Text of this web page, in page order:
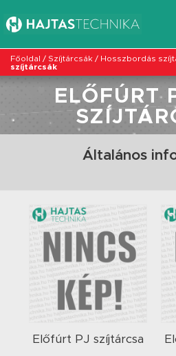
Főoldal / Szíjtárcsák / Hosszbordás
szíjtárcsák
ELŐFÚRT
Általános
Előfúrt PJ szíjtárcsa